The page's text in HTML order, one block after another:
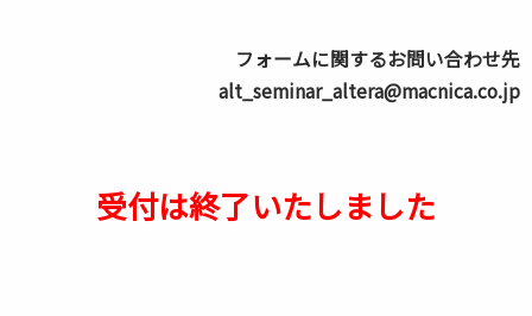
フォームに関するお問い合わせ先
alt_seminar_altera@macnica.co.jp
受付は終了いたしました